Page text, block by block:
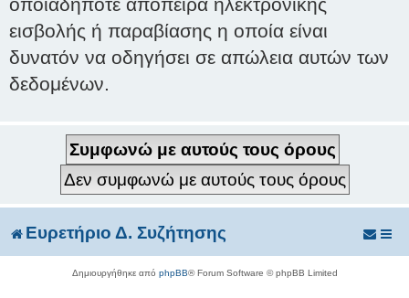
οποιαδήποτε απόπειρα ηλεκτρονικής
εισβολής ή παραβίασης η οποία είναι
δυνατόν να οδηγήσει σε απώλεια αυτών των
δεδομένων.
Ευρετήριο Δ. Συζήτησης
Δημιουργήθηκε από phpBB® Forum Software © phpBB Limited